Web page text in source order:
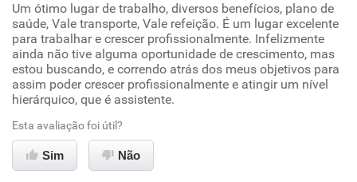
Oportunidade de promoção
Ambiente de trabalho
Conciliação com a vida familiar
Benefícios
Recomenda esta empresa
Um ótimo lugar de trabalho, diversos benefícios, plano de
saúde, Vale transporte, Vale refeição. É um lugar excelente
para trabalhar e crescer profissionalmente. Infelizmente
ainda não tive alguma oportunidade de crescimento, mas
estou buscando, e correndo atrás dos meus objetivos para
assim poder crescer profissionalmente e atingir um nível
hierárquico, que é assistente.
Esta avaliação foi útil?
Sim Não